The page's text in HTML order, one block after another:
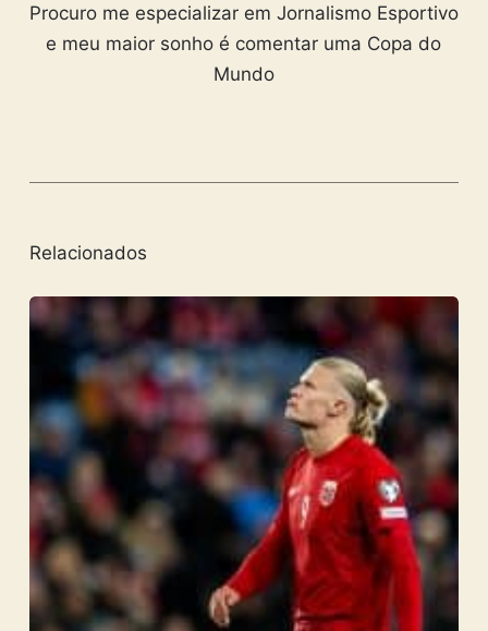
Procuro me especializar em Jornalismo Esportivo
e meu maior sonho é comentar uma Copa do
Mundo
Relacionados